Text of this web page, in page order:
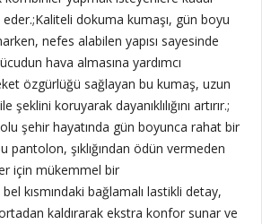
dokuma kumaşı, gün boyu
nefes alabilen yapısı sayesinde
hava almasına yardımcı
özgürlüğü sağlayan bu kumaş, uzun
şeklini koruyarak dayanıklılığını artırır.;
şehir hayatında gün boyunca rahat bir
pantolon, şıklığından ödün vermeden
için mükemmel bir
kısmındaki bağlamalı lastikli detay,
kaldırarak ekstra konfor sunar ve